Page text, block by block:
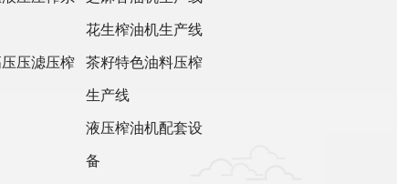
压滤压榨
花生榨油机生产线
茶籽特色油料压榨
生产线
液压榨油机配套设
备